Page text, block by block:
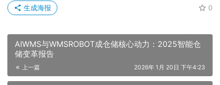
0
生成海报
AIWMS与WMSROBOT成仓储核心动力：2025智能仓
储变革报告
上一篇 2026年 1月 20日 下午4:23